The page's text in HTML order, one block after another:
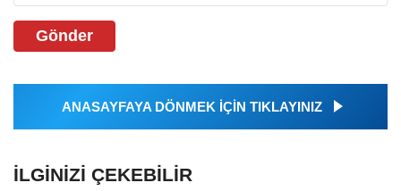
Gönder
ANASAYFAYA DÖNMEK İÇİN TIKLAYINIZ
İLGINIZI ÇEKEBILIR